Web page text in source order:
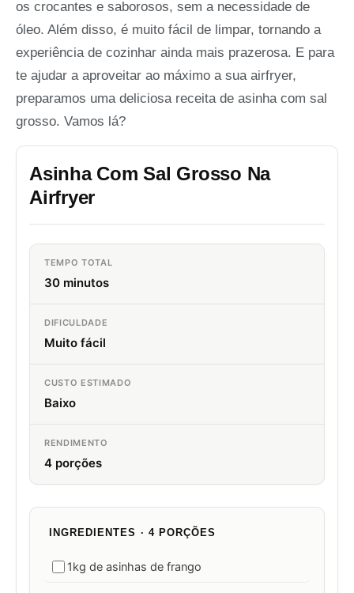
os crocantes e saborosos, sem a necessidade de
óleo. Além disso, é muito fácil de limpar, tornando a
experiência de cozinhar ainda mais prazerosa. E para
te ajudar a aproveitar ao máximo a sua airfryer,
preparamos uma deliciosa receita de asinha com sal
grosso. Vamos lá?
Asinha Com Sal Grosso Na
Airfryer
TEMPO TOTAL
30 minutos
DIFICULDADE
Muito fácil
CUSTO ESTIMADO
Baixo
RENDIMENTO
4 porções
INGREDIENTES · 4 PORÇÕES
1kg de asinhas de frango